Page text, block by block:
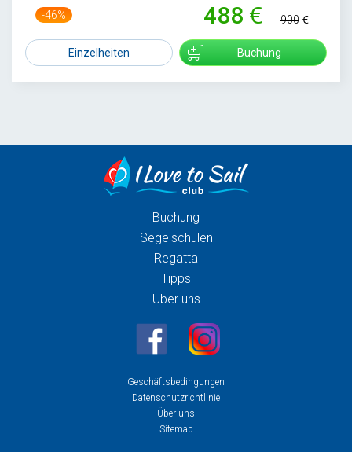
-46% 488 900
Einzelheiten Buchung
Buchung
Segelschulen
Regatta
Tipps
Über uns
Geschäftsbedingungen
Datenschutzrichtlinie
Über uns
Sitemap